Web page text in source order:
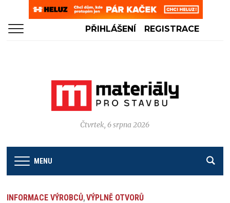
PŘIHLÁŠENÍ REGISTRACE
Čtvrtek, 6 srpna 2026
MENU
INFORMACE VÝROBCŮ,VÝPLNĚ OTVORŮ